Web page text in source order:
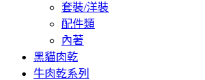
套裝/洋裝
配件類
內著
黑貓肉乾
牛肉乾系列